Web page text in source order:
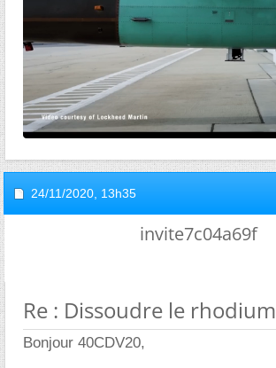
24/11/2020, 13h35
invite7c04a69f
Re : Dissoudre le rhodium
Bonjour 40CDV20,